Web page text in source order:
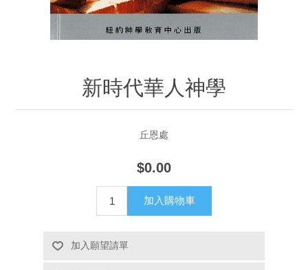
新時代華人神學
丘恩處
$0.00
加入購物車
加入願望請單